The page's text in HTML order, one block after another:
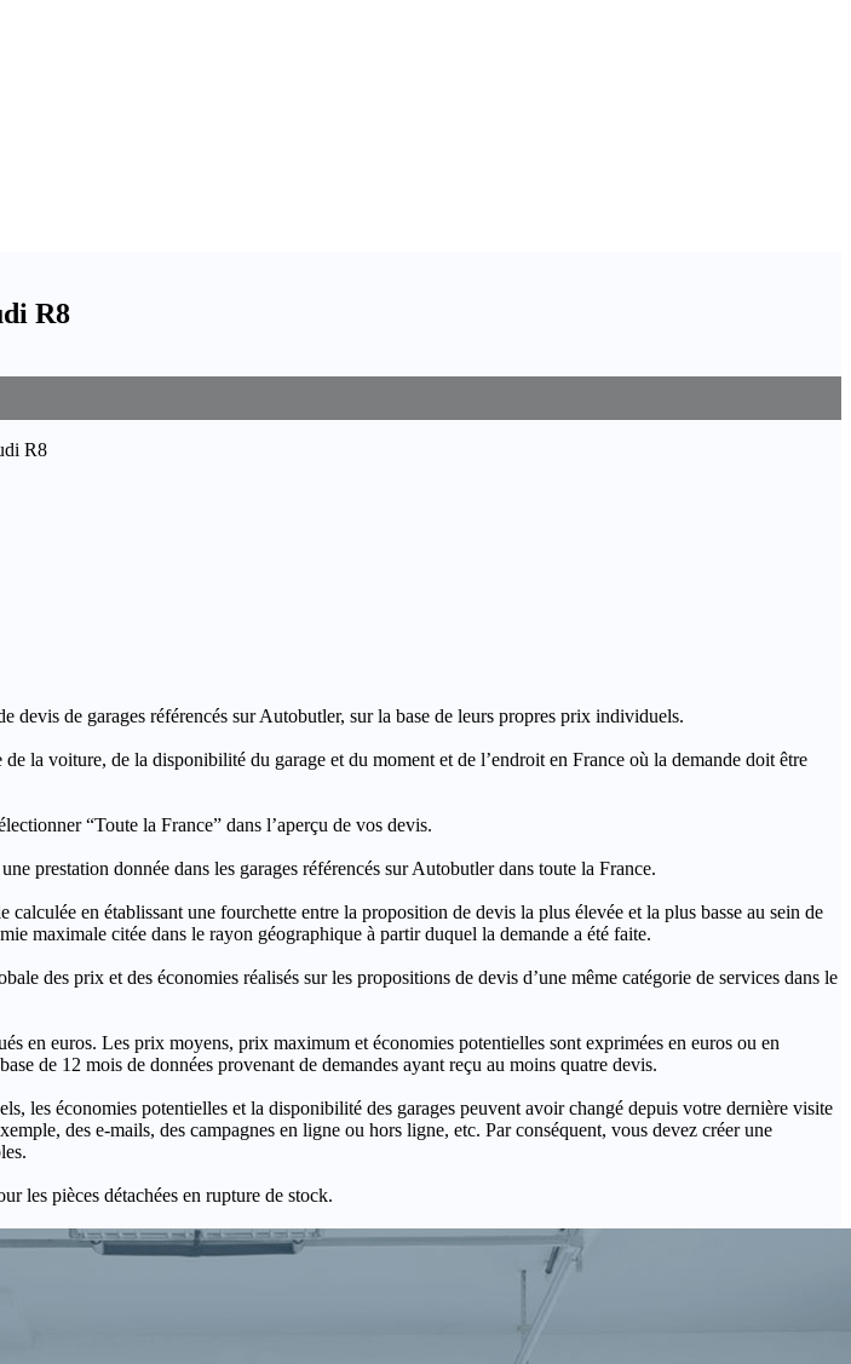
R8
R8
de garages référencés sur Autobutler, sur la base de leurs propres prix individuels.
la voiture, de la disponibilité du garage et du moment et de l’endroit en France où la demande doit être
“Toute la France” dans l’aperçu de vos devis.
donnée dans les garages référencés sur Autobutler dans toute la France.
en établissant une fourchette entre la proposition de devis la plus élevée et la plus basse au sein de
maximale citée dans le rayon géographique à partir duquel la demande a été faite.
prix et des économies réalisés sur les propositions de devis d’une même catégorie de services dans le
euros. Les prix moyens, prix maximum et économies potentielles sont exprimées en euros ou en
de 12 mois de données provenant de demandes ayant reçu au moins quatre devis.
les économies potentielles et la disponibilité des garages peuvent avoir changé depuis votre dernière visite
des e-mails, des campagnes en ligne ou hors ligne, etc. Par conséquent, vous devez créer une
les pièces détachées en rupture de stock.